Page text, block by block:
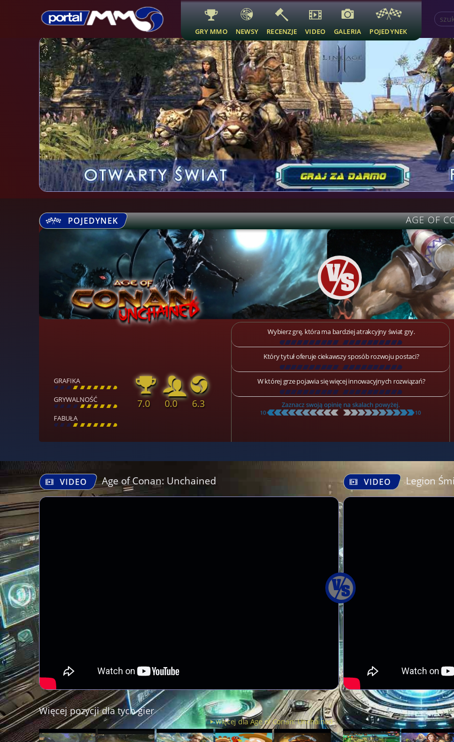
GRY MMO NEWSY RECENZJE VIDEO GALERIA POJEDYNEK
POJEDYNEK AGE OF
GRAFIKA
[ \ \ \ \ \ \ \ \ ]
GRYWALNOŚĆ
[ \ \ \ \ \ \ \ \ ]
FABUŁA
[ \ \ \ \ \ \ \ \ ]
7.0 0.0 6.3
Wybierz grę, która ma bardziej atrakcyjny świat gry.
[\\\\\\\\\ \\\\\\\\\]
Który tytuł oferuje ciekawszy sposób rozwoju postaci?
[\\\\\\\\\ \\\\\\\\\]
W której grze pojawia się więcej innowacyjnych rozwiązań?
[\\\\\\\\\ \\\\\\\\\]
VIDEO Age of Conan: Unchained
Więcej pozycji dla tych gier
więcej dla Age of Conan: Unchained
VIDEO Legion